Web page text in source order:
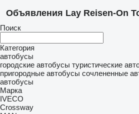
Объявления Lay Reisen-On
Поиск
Категория
автобусы
городские автобусы туристические
пригородные автобусы сочлененные
автобусы
Марка
IVECO
Crossway